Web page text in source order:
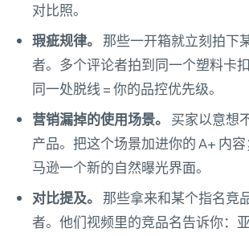
对比照。
瑕疵规律。
那些一开箱就立刻拍下
者。多个评论者拍到同一个塑料卡
同一处脱线 = 你的品控优先级。
营销漏掉的使用场景。
买家以意想
产品。把这个场景加进你的 A+ 内
马逊一个新的自然曝光界面。
对比提及。
那些拿来和某个指名竞
者。他们视频里的竞品名告诉你：